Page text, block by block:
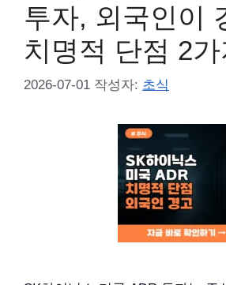
투자, 외국인이
치명적 단점 2가
2026-07-01 작성자: 초식